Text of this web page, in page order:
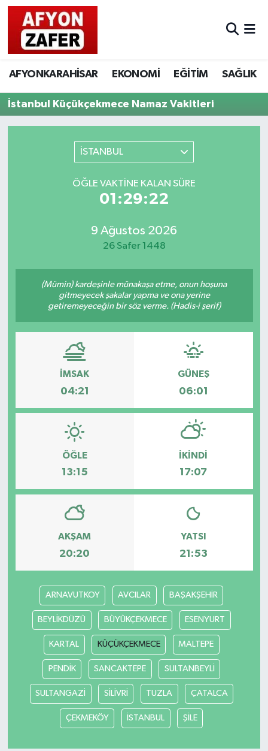
AFYONKARAHİSAR EKONOMİ EĞİTİM SAĞLIK
İstanbul Küçükçekmece Namaz Vakitleri
İSTANBUL
ÖĞLE VAKTINE KALAN SÜRE
01:29:22
9 Ağustos 2026
26 Safer 1448
(Mümin) kardeşinle münakaşa etme, onun hoşuna
gitmeyecek şakalar yapma ve ona yerine
getiremeyeceğin bir söz verme. (Hadis-i şerif)
İMSAK
04:21
GÜNEŞ
06:01
ÖĞLE
13:15
İKINDI
17:07
AKŞAM
20:20
YATSI
21:53
ARNAVUTKOY AVCILAR BAŞAKŞEHİR
BEYLİKDÜZÜ BÜYÜKÇEKMECE ESENYURT
KARTAL KÜÇÜKÇEKMECE MALTEPE
PENDİK SANCAKTEPE SULTANBEYLİ
SULTANGAZİ SİLİVRİ TUZLA ÇATALCA
ÇEKMEKÖY İSTANBUL ŞİLE